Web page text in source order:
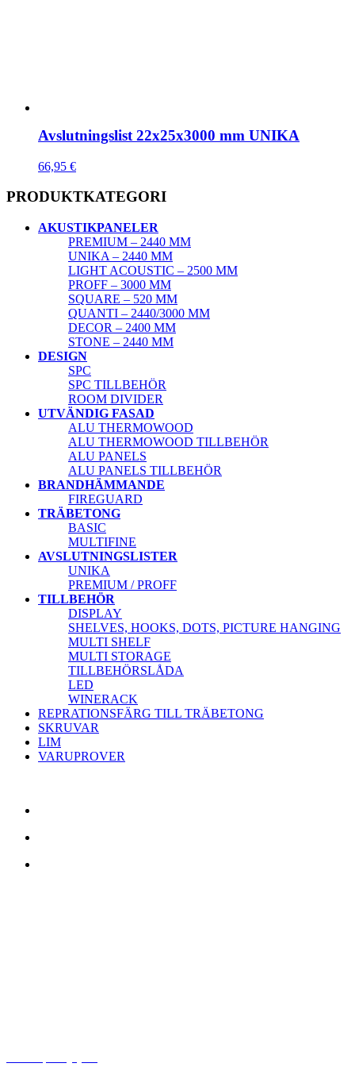
Avslutningslist 22x25x3000 mm UNIKA
66,95 €
PRODUKTKATEGORI
AKUSTIKPANELER
PREMIUM – 2440 MM
UNIKA – 2440 MM
LIGHT ACOUSTIC – 2500 MM
PROFF – 3000 MM
SQUARE – 520 MM
QUANTI – 2440/3000 MM
DECOR – 2400 MM
STONE – 2440 MM
DESIGN
SPC
SPC TILLBEHÖR
ROOM DIVIDER
UTVÄNDIG FASAD
ALU THERMOWOOD
ALU THERMOWOOD TILLBEHÖR
ALU PANELS
ALU PANELS TILLBEHÖR
BRANDHÄMMANDE
FIREGUARD
TRÄBETONG
BASIC
MULTIFINE
AVSLUTNINGSLISTER
UNIKA
PREMIUM / PROFF
TILLBEHÖR
DISPLAY
SHELVES, HOOKS, DOTS, PICTURE HANGING
MULTI SHELF
MULTI STORAGE
TILLBEHÖRSLÅDA
LED
WINERACK
REPRATIONSFÄRG TILL TRÄBETONG
SKRUVAR
LIM
VARUPROVER